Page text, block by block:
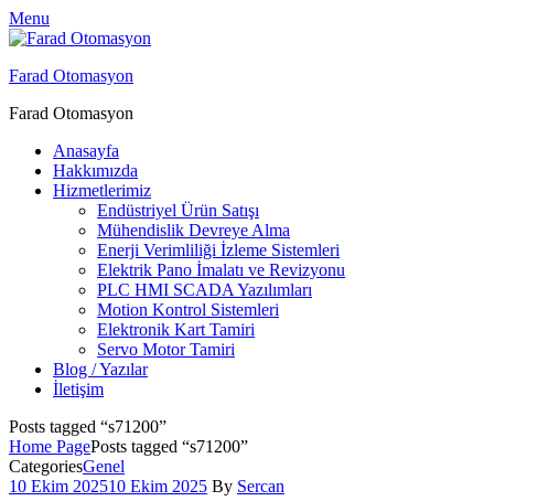
Menu
Farad Otomasyon
Farad Otomasyon
Anasayfa
Hakkımızda
Hizmetlerimiz
Endüstriyel Ürün Satışı
Mühendislik Devreye Alma
Enerji Verimliliği İzleme Sistemleri
Elektrik Pano İmalatı ve Revizyonu
PLC HMI SCADA Yazılımları
Motion Kontrol Sistemleri
Elektronik Kart Tamiri
Servo Motor Tamiri
Blog / Yazılar
İletişim
Posts tagged “s71200”
Home PagePosts tagged “s71200”
CategoriesGenel
10 Ekim 202510 Ekim 2025 By Sercan